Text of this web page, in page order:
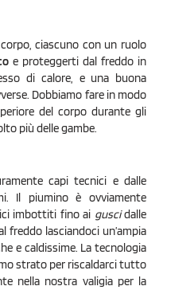
ciascuno con un ruolo
e proteggerti dal freddo in
di calore, e una buona
Dobbiamo fare in modo
del corpo durante gli
più delle gambe.
capi tecnici e dalle
Il piumino è ovviamente
imbottiti fino ai guscidalle
lasciandoci un’ampia
e caldissime. La tecnologia
strato per riscaldarci tutto
nella nostra valigia per la